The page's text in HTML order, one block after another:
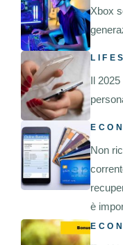
Xbox
Il 2025
Non
è